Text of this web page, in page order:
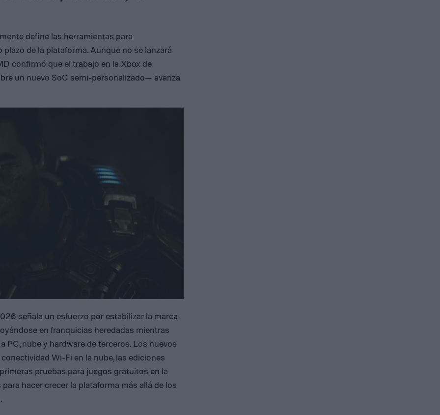
define las herramientas para
de la plataforma. Aunque no se lanzará
confirmó que el trabajo en la Xbox de
un nuevo SoC semi-personalizado— avanza
señala un esfuerzo por estabilizar la marca
en franquicias heredadas mientras
PC, nube y hardware de terceros. Los nuevos
Wi-Fi en la nube, las ediciones
pruebas para juegos gratuitos en la
hacer crecer la plataforma más allá de los